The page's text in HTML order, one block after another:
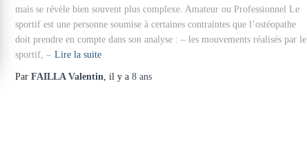
mais se révèle bien souvent plus complexe. Amateur ou Professionnel Le
sportif est une personne soumise à certaines contraintes que l’ostéopathe
doit prendre en compte dans son analyse : – les mouvements réalisés par le
sportif, – Lire la suite
Par FAILLA Valentin, il y a 8 ans